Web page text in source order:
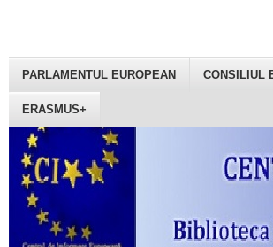
PARLAMENTUL EUROPEAN CONSILIUL
ERASMUS+